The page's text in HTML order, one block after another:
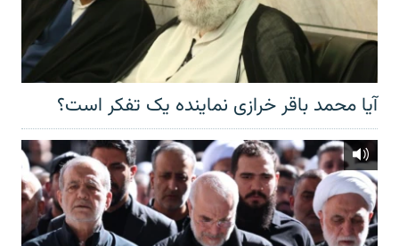
آیا محمد باقر خرازی نماینده یک تفکر است؟